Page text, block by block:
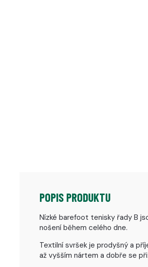
POPIS PRODUKTU
Nízké barefoot tenisky řady B
nošení během celého dne.
Textilní svršek je prodyšný a
až vyšším nártem a dobře se